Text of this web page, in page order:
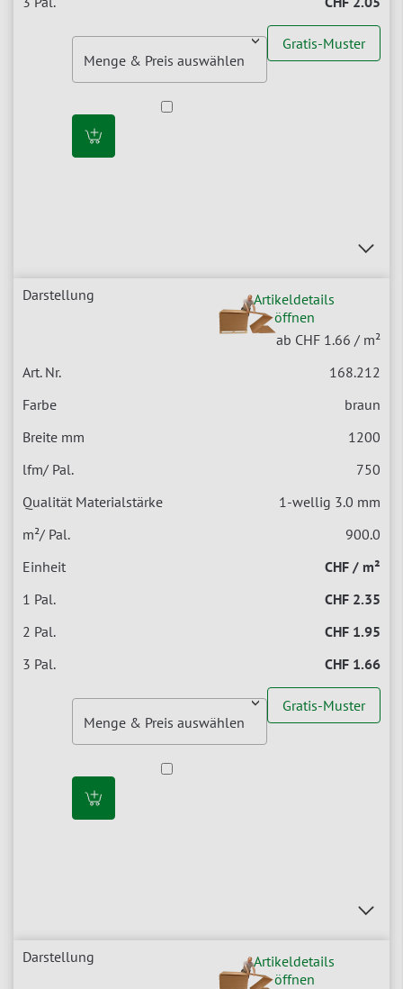
Gratis-Muster
Artikeldetails
öffnen
ab CHF 1.66 / m²
168.212
braun
1200
750
1-wellig 3.0 mm
900.0
CHF / m²
CHF 2.35
CHF 1.95
CHF 1.66
Gratis-Muster
Artikeldetails
öffnen